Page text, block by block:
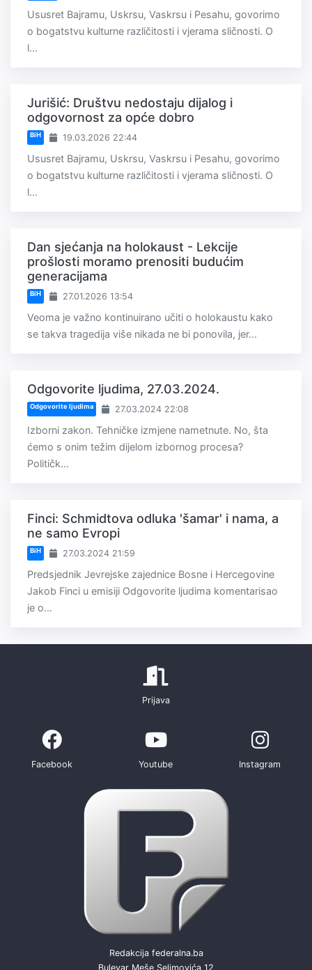
Ususret Bajramu, Uskrsu, Vaskrsu i Pesahu, govorimo
o bogatstvu kulturne različitosti i vjerama sličnosti. O
l...
Jurišić: Društvu nedostaju dijalog i
odgovornost za opće dobro
BiH 19.03.2026 22:44
Ususret Bajramu, Uskrsu, Vaskrsu i Pesahu, govorimo
o bogatstvu kulturne različitosti i vjerama sličnosti. O
l...
Dan sjećanja na holokaust - Lekcije
prošlosti moramo prenositi budućim
generacijama
BiH 27.01.2026 13:54
Veoma je važno kontinuirano učiti o holokaustu kako
se takva tragedija više nikada ne bi ponovila, jer...
Odgovorite ljudima, 27.03.2024.
Odgovorite ljudima 27.03.2024 22:08
Izborni zakon. Tehničke izmjene nametnute. No, šta
ćemo s onim težim dijelom izbornog procesa?
Političk...
Finci: Schmidtova odluka 'šamar' i nama, a
ne samo Evropi
BiH 27.03.2024 21:59
Predsjednik Jevrejske zajednice Bosne i Hercegovine
Jakob Finci u emisiji Odgovorite ljudima komentarisao
je o...
Prijava
Facebook Youtube Instagram
Redakcija federalna.ba
Bulevar Meše Selimovića 12